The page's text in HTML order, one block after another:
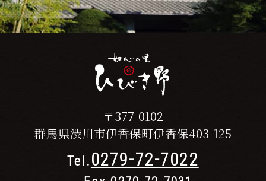
〒377-0102
群馬県渋川市伊香保町伊香保403-125
Tel. 0279-72-7022
ページ内のテキストは翻訳されますが、画
像・添付ファイルなど、翻訳の対象外となる
ものもありますので、ご了承ください。
翻訳言語によってはページのレイアウトが崩
れてしまう箇所もございますが、ご了承くだ
CLOSE